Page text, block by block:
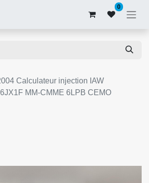
0
Calculateur injection IAW
MM-CMME 6LPB CEMO